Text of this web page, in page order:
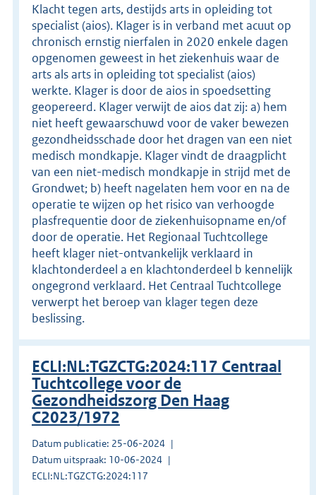
Klacht tegen arts, destijds arts in opleiding tot
specialist (aios). Klager is in verband met acuut op
chronisch ernstig nierfalen in 2020 enkele dagen
opgenomen geweest in het ziekenhuis waar de
arts als arts in opleiding tot specialist (aios)
werkte. Klager is door de aios in spoedsetting
geopereerd. Klager verwijt de aios dat zij: a) hem
niet heeft gewaarschuwd voor de vaker bewezen
gezondheidsschade door het dragen van een niet
medisch mondkapje. Klager vindt de draagplicht
van een niet-medisch mondkapje in strijd met de
Grondwet; b) heeft nagelaten hem voor en na de
operatie te wijzen op het risico van verhoogde
plasfrequentie door de ziekenhuisopname en/of
door de operatie. Het Regionaal Tuchtcollege
heeft klager niet-ontvankelijk verklaard in
klachtonderdeel a en klachtonderdeel b kennelijk
ongegrond verklaard. Het Centraal Tuchtcollege
verwerpt het beroep van klager tegen deze
beslissing.
ECLI:NL:TGZCTG:2024:117 Centraal
Tuchtcollege voor de
Gezondheidszorg Den Haag
C2023/1972
Datum publicatie: 25-06-2024
Datum uitspraak: 10-06-2024
ECLI:NL:TGZCTG:2024:117